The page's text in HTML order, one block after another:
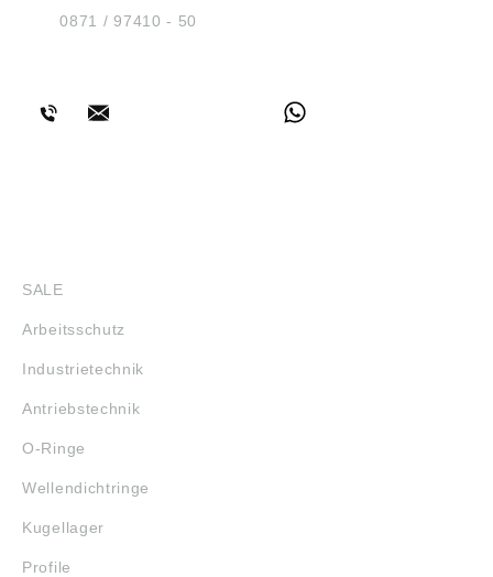
Tel.:0871 / 97410 - 50
SALE
Arbeitsschutz
Industrietechnik
Antriebstechnik
O-Ringe
Wellendichtringe
Kugellager
Profile